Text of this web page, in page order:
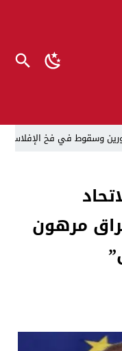
وسقوط في فخ الإفلاس
مع سوريا وتحركات القوات
منتسبين بشرطة النجف
بيئية تهدد أهوار
مرهون